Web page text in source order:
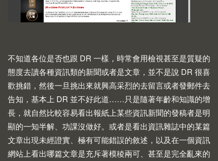
不知道各位是否也跟 DR 一樣，時常會用檢視甚至是質疑的
態度去讀各種資訊類的新聞或者是文章，並不是說 DR 很喜
歡挑錯，然後一旦挑出來就興高采烈的去留言或者發郵件去
告知，基本上 DR 並不好此道……只是隨著年齡和知識的增
長，就自然比較容易看出報紙上某些資訊新聞的發稿者是明
顯的一知半解、功課沒做好。或者是看出資訊雜誌中的某篇
文章出現未經證實、極有可能錯誤的敘述，以及在一個資訊
網站上看出哪篇文章是充斥著模稜兩可、甚至是完全亂來的